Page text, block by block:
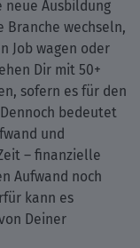
neue Ausbildung
wechseln,
Job wagen oder
Dir mit 50+
sofern es für den
bedeutet
und
– finanzielle
Aufwand noch
kann es
Deiner